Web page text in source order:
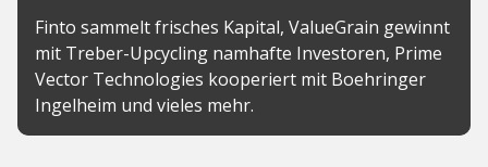
Finto sammelt frisches Kapital, ValueGrain gewinnt
mit Treber-Upcycling namhafte Investoren, Prime
Vector Technologies kooperiert mit Boehringer
Ingelheim und vieles mehr.